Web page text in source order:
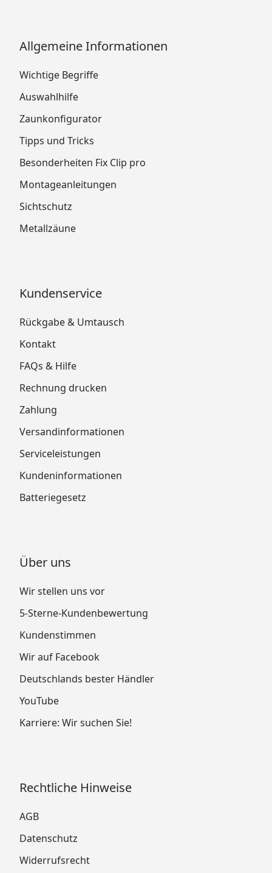
Allgemeine Informationen
Wichtige Begriffe
Auswahlhilfe
Zaunkonfigurator
Tipps und Tricks
Besonderheiten Fix Clip pro
Montageanleitungen
Sichtschutz
Metallzäune
Kundenservice
Rückgabe & Umtausch
Kontakt
FAQs & Hilfe
Rechnung drucken
Zahlung
Versandinformationen
Serviceleistungen
Kundeninformationen
Batteriegesetz
Über uns
Wir stellen uns vor
5-Sterne-Kundenbewertung
Kundenstimmen
Wir auf Facebook
Deutschlands bester Händler
YouTube
Karriere: Wir suchen Sie!
Rechtliche Hinweise
AGB
Datenschutz
Widerrufsrecht